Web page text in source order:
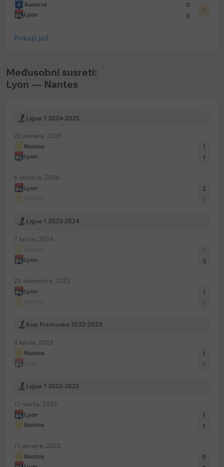
Auxerre
Lyon
0
0
D
Prikaži još
Međusobni susreti:
Lyon — Nantes
Ligue 1 2024-2025
26 januara, 2025
Nantes
Lyon
1
1
6 oktobra, 2024
Lyon
2
Ligue 1 2023-2024
7 aprila, 2024
Lyon
3
20 decembra, 2023
Lyon
1
Kup Francuske 2022-2023
5 aprila, 2023
Nantes
1
Ligue 1 2022-2023
17 marta, 2023
Lyon
Nantes
1
1
11 januara, 2023
Nantes
0